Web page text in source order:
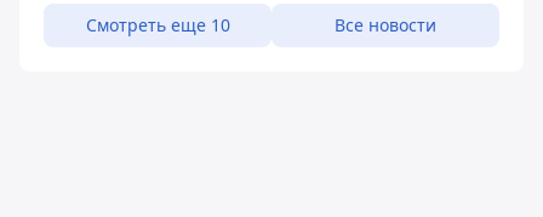
Смотреть еще 10 Все новости